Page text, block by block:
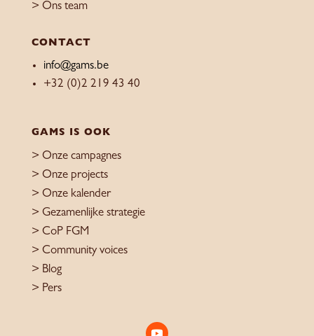
> Ons team
CONTACT
info@gams.be
+32 (0)2 219 43 40
GAMS IS OOK
> Onze campagnes
> Onze projects
> Onze kalender
> Gezamenlijke strategie
> CoP FGM
> Community voices
> Blog
> Pers